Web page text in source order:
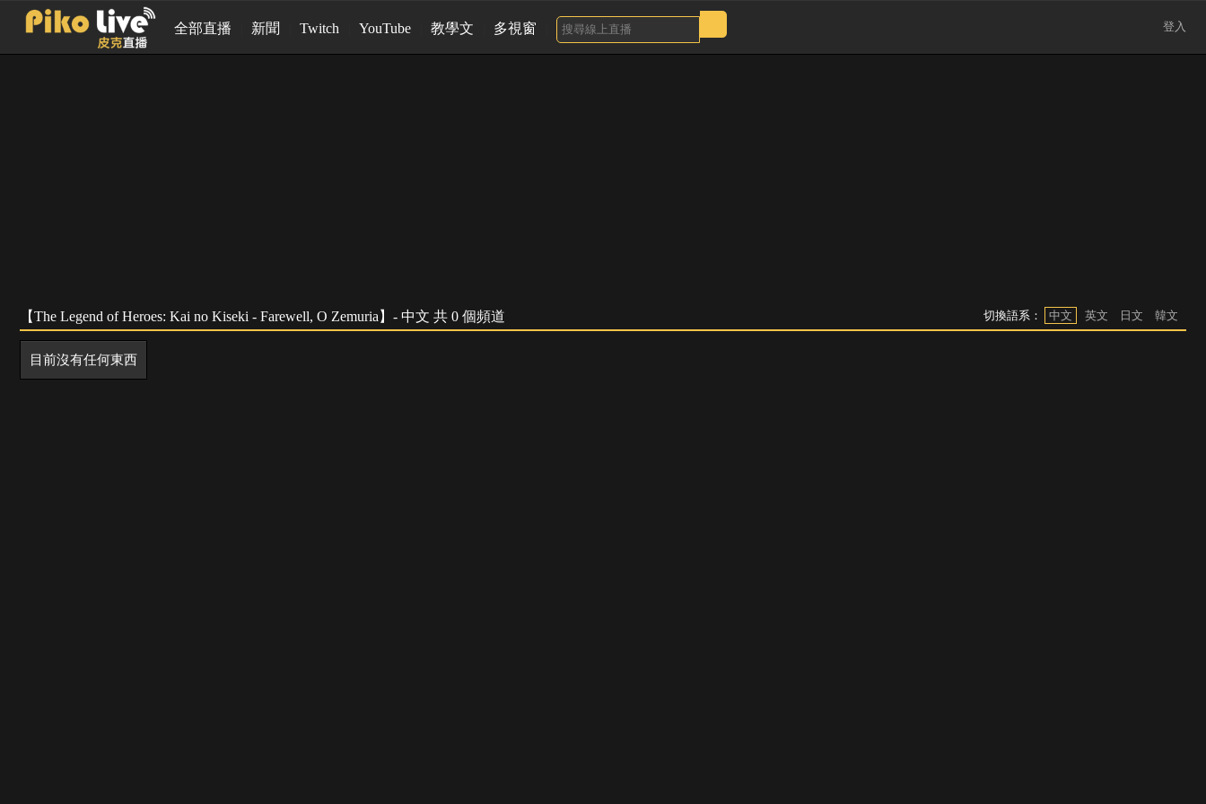
全部直播 新聞 Twitch YouTube 教學文 多視窗 登入
【The Legend of Heroes: Kai no Kiseki - Farewell, O Zemuria】- 中文 共 0 個頻道 切換語系： 中文 英文 日文 韓文
目前沒有任何東西